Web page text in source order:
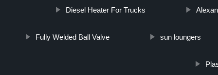
Diesel Heater For Trucks
Fully Welded Ball Valve sun loungers